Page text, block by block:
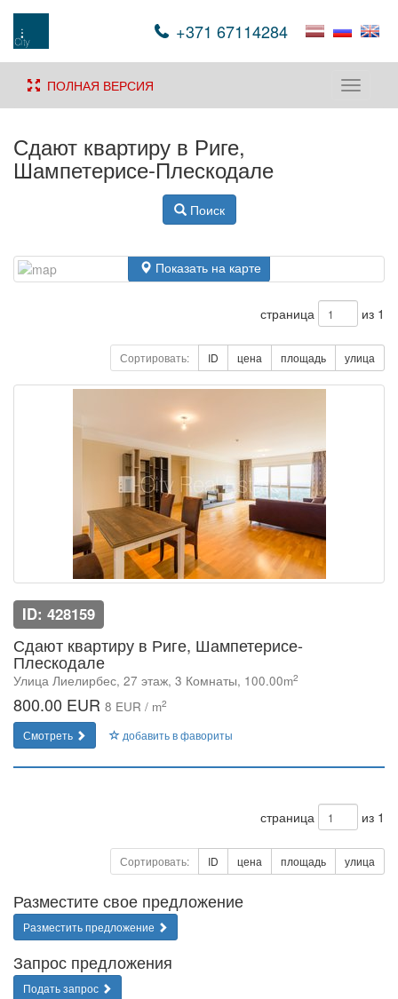
+371 67114284
Toggle
ПОЛНАЯ ВЕРСИЯ
Сдают квартиру в Риге,
Шампетерисе-Плескодале
Поиск
Показать на карте
страница из 1
Сортировать: ID цена площадь улица
ID: 428159
Сдают квартиру в Риге, Шампетерисе-
Плескодале
Улица Лиелирбес, 27 этаж, 3 Комнаты, 100.00m2
800.00 EUR 8 EUR / m2
Смотреть добавить в фавориты
страница из 1
Сортировать: ID цена площадь улица
Разместите свое предложение
Разместить предложение
Запрос предложения
Подать запрос